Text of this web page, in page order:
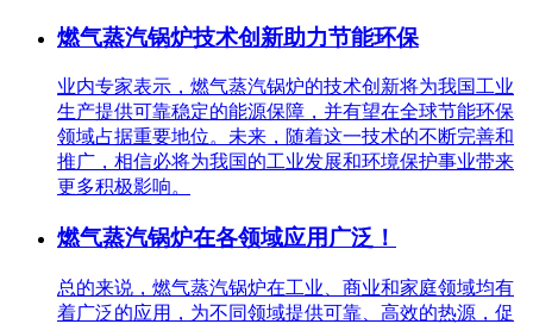
燃气蒸汽锅炉技术创新助力节能环保
业内专家表示，燃气蒸汽锅炉的技术创新将为我国工业
生产提供可靠稳定的能源保障，并有望在全球节能环保
领域占据重要地位。未来，随着这一技术的不断完善和
推广，相信必将为我国的工业发展和环境保护事业带来
更多积极影响。
燃气蒸汽锅炉在各领域应用广泛！
总的来说，燃气蒸汽锅炉在工业、商业和家庭领域均有
着广泛的应用，为不同领域提供可靠、高效的热源，促